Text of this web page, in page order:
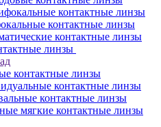
контактные линзы
контактные линзы
контактные линзы
линзы
контактные линзы
контактные линзы
контактные линзы
мягкие контактные линзы